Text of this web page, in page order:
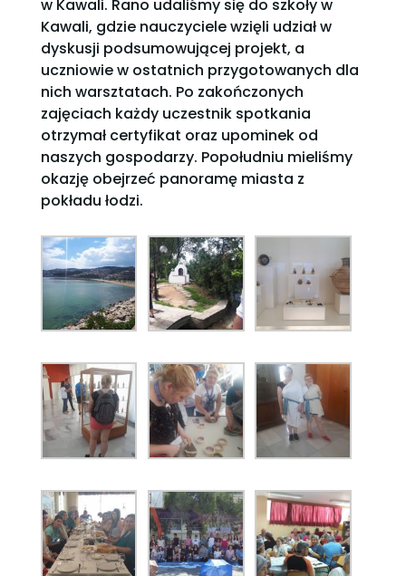
w Kawali. Rano udaliśmy się do szkoły w
Kawali, gdzie nauczyciele wzięli udział w
dyskusji podsumowującej projekt, a
uczniowie w ostatnich przygotowanych dla
nich warsztatach. Po zakończonych
zajęciach każdy uczestnik spotkania
otrzymał certyfikat oraz upominek od
naszych gospodarzy. Popołudniu mieliśmy
okazję obejrzeć panoramę miasta z
pokładu łodzi.